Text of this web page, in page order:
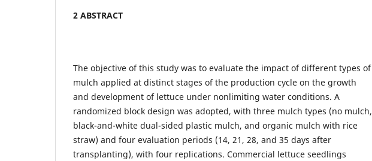
2 ABSTRACT
The objective of this study was to evaluate the impact of different types of
mulch applied at distinct stages of the production cycle on the growth
and development of lettuce under nonlimiting water conditions. A
randomized block design was adopted, with three mulch types (no mulch,
black-and-white dual-sided plastic mulch, and organic mulch with rice
straw) and four evaluation periods (14, 21, 28, and 35 days after
transplanting), with four replications. Commercial lettuce seedlings